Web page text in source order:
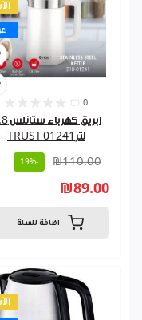
0
ابريق
لترTRUST 01241
₪110.00
-19%
₪89.00
اضافة للسلة